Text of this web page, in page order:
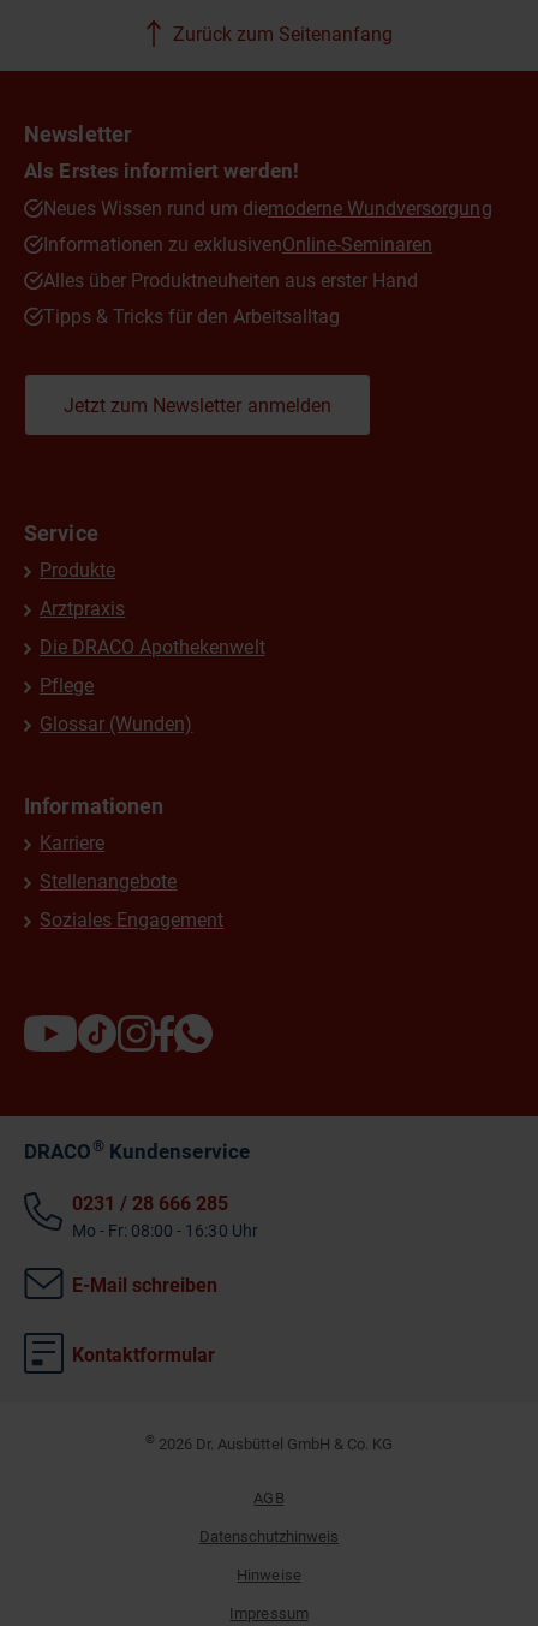
Zurück zum Seitenanfang
Newsletter
Als Erstes informiert werden!
Neues Wissen rund um diemoderne Wundversorgung
Informationen zu exklusivenOnline-Seminaren
Alles über Produktneuheiten aus erster Hand
Tipps & Tricks für den Arbeitsalltag
Jetzt zum Newsletter anmelden
Service
Produkte
Arztpraxis
Die DRACO Apothekenwelt
Pflege
Glossar (Wunden)
Informationen
Karriere
Stellenangebote
Soziales Engagement
DRACO®Kundenservice
0231 / 28 666 285
Mo - Fr: 08:00 - 16:30 Uhr
E-Mail schreiben
Kontaktformular
© 2026 Dr. Ausbüttel GmbH & Co. KG
AGB
Datenschutzhinweis
Hinweise
Impressum